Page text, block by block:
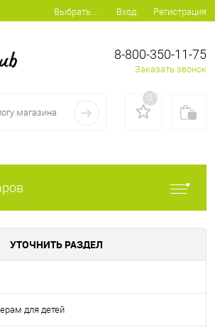
Выбрать... Вход Регистрация
8-800-350-11-75
Заказать звонок
0
УТОЧНИТЬ РАЗДЕЛ
для детей